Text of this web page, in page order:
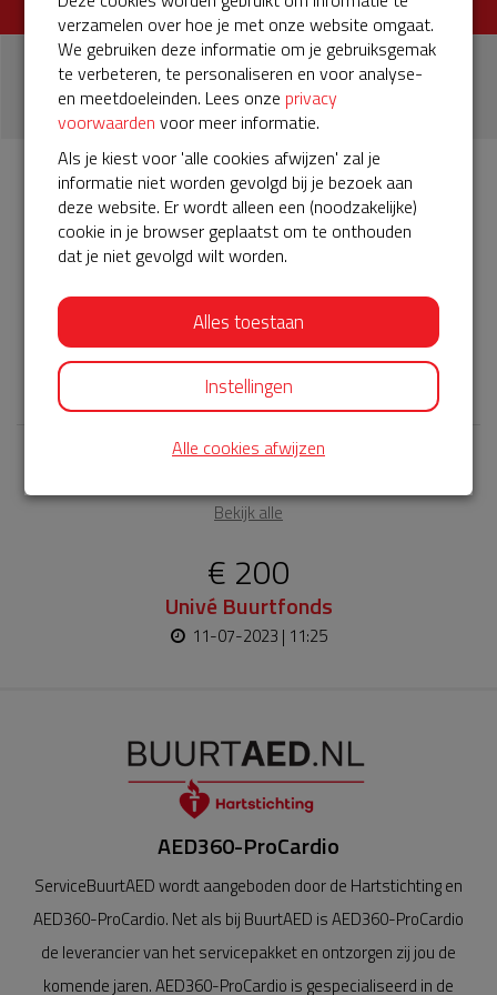
1
donatie
Info Donateurs 1
moet worden verlengd, zodat onze AED gebruiksklaar
blijft. Help je mee? Doneer voor ons servicepakket!
𝕏
Bekijk alle
€ 200
Univé Buurtfonds
11-07-2023 | 11:25
AED360-ProCardio
ServiceBuurtAED wordt aangeboden door de Hartstichting en
AED360-ProCardio. Net als bij BuurtAED is AED360-ProCardio
de leverancier van het servicepakket en ontzorgen zij jou de
komende jaren. AED360-ProCardio is gespecialiseerd in de
verzamelen over hoe je met onze website omgaat.
We gebruiken deze informatie om je gebruiksgemak
te verbeteren, te personaliseren en voor analyse-
en meetdoeleinden. Lees onze privacy
voorwaarden voor meer informatie.
Als je kiest voor 'alle cookies afwijzen' zal je
informatie niet worden gevolgd bij je bezoek aan
deze website. Er wordt alleen een (noodzakelijke)
cookie in je browser geplaatst om te onthouden
dat je niet gevolgd wilt worden.
Alles toestaan
Instellingen
Alle cookies afwijzen